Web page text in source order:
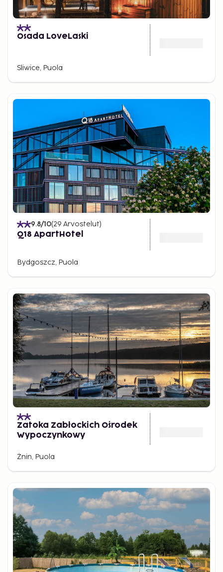
Osada LoveLaski
Sliwice, Puola
9.8/10(29 Arvostelut)
Q18 ApartHotel
Bydgoszcz, Puola
Zatoka Zabłockich Ośrodek
Wypoczynkowy
Żnin, Puola